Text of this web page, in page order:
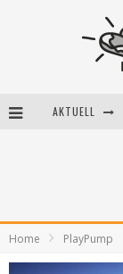
AKTUELL
Home PlayPump